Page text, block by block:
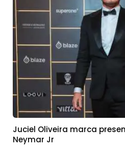
Juciel Oliveira marca
Neymar Jr